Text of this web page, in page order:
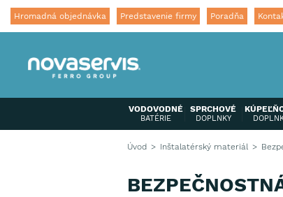
Hromadná objednávka Predstavenie firmy Poradňa
VODOVODNÉ
BATÉRIE
SPRCHOVÉ
DOPLNKY
Úvod Inštalatérský materiál